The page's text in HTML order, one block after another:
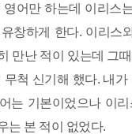
영어만 하는데 이리스
창하게 한다. 이리스
만난 적이 있는데 그
무척 신기해 했다. 내가
는 기본이었으나 이
는 본 적이 없었다.